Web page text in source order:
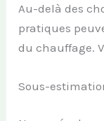
Au-delà des
pratiques
du chauffage.
Sous-